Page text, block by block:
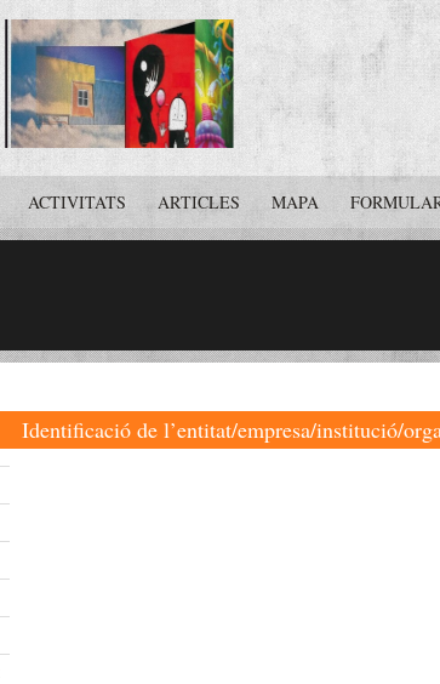
ACTIVITATS ARTICLES MAPA
Identificació de l’entitat/empresa/institució/